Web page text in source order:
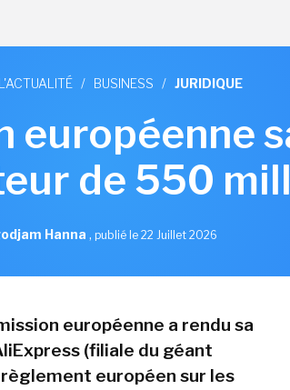
/ BUSINESS / JURIDIQUE
européenne
de 550
Hanna , publié le 22 Juillet 2026
européenne a rendu sa
(filiale du géant
européen sur les